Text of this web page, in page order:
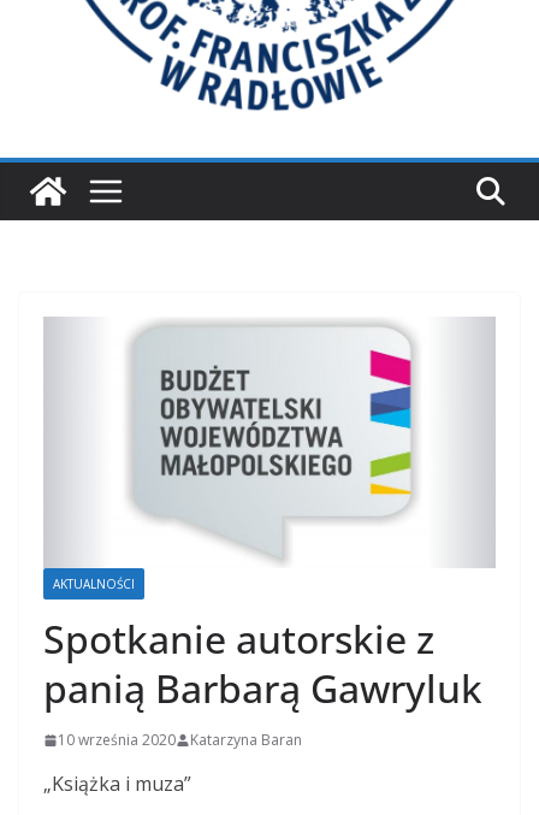
AKTUALNOŚCI
Spotkanie autorskie z
panią Barbarą Gawryluk
10 września 2020 Katarzyna Baran
„Książka i muza”